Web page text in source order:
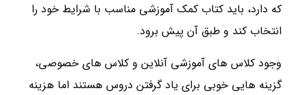
که دارد، باید کتاب کمک آموزشی مناسب با شرایط خود را
انتخاب کند و طبق آن پیش برود.
وجود کلاس های آموزشی آنلاین و کلاس های خصوصی،
گزینه هایی خوبی برای یاد گرفتن دروس هستند اما هزینه